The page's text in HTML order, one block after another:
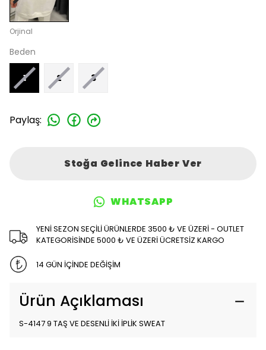
Orjinal
Beden
1 2 3
Paylaş:
Stoğa Gelince Haber Ver
WHATSAPP
YENİ SEZON SEÇİLİ ÜRÜNLERDE 3500 ₺ VE ÜZERİ - OUTLET
KATEGORİSİNDE 5000 ₺ VE ÜZERİ ÜCRETSİZ KARGO
14 GÜN İÇİNDE DEĞİŞİM
Ürün Açıklaması
S-4147 9 TAŞ VE DESENLİ İKİ İPLİK SWEAT